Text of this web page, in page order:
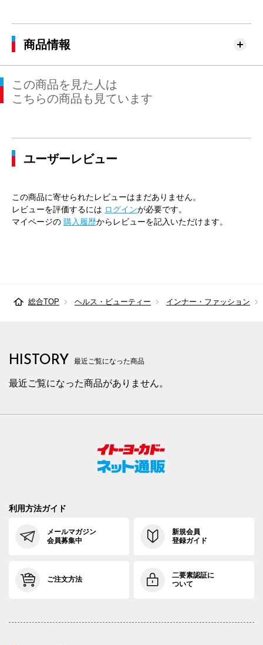
商品情報
この商品を見た人は
こちらの商品も見ています
ユーザーレビュー
この商品に寄せられたレビューはまだありません。
レビューを評価するには ログインが必要です。
マイページの 購入履歴からレビューを記入いただけます。
総合TOP ヘルス・ビューティー インナー・ファッション
HISTORY 最近ご覧になった商品
最近ご覧になった商品がありません。
利用方法ガイド
メールマガジン
会員募集中
新規会員
登録ガイド
ご注文方法
二要素認証に
ついて